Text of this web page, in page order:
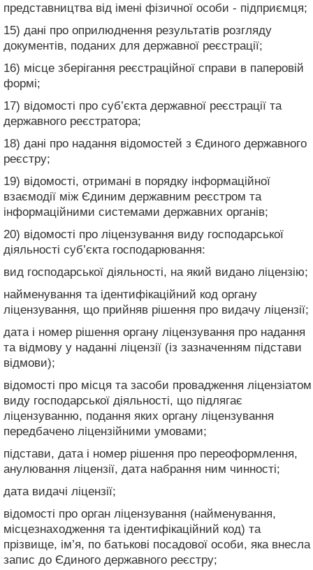
представництва від імені фізичної особи - підприємця;
15) дані про оприлюднення результатів розгляду
документів, поданих для державної реєстрації;
16) місце зберігання реєстраційної справи в паперовій
формі;
17) відомості про суб’єкта державної реєстрації та
державного реєстратора;
18) дані про надання відомостей з Єдиного державного
реєстру;
19) відомості, отримані в порядку інформаційної
взаємодії між Єдиним державним реєстром та
інформаційними системами державних органів;
20) відомості про ліцензування виду господарської
діяльності суб’єкта господарювання:
вид господарської діяльності, на який видано ліцензію;
найменування та ідентифікаційний код органу
ліцензування, що прийняв рішення про видачу ліцензії;
дата і номер рішення органу ліцензування про надання
та відмову у наданні ліцензії (із зазначенням підстави
відмови);
відомості про місця та засоби провадження ліцензіатом
виду господарської діяльності, що підлягає
ліцензуванню, подання яких органу ліцензування
передбачено ліцензійними умовами;
підстави, дата і номер рішення про переоформлення,
анулювання ліцензії, дата набрання ним чинності;
дата видачі ліцензії;
відомості про орган ліцензування (найменування,
місцезнаходження та ідентифікаційний код) та
прізвище, ім’я, по батькові посадової особи, яка внесла
запис до Єдиного державного реєстру;